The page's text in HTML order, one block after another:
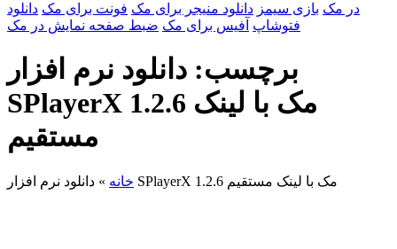
در مک بازی سیمز دانلود منیجر برای مک فونت برای مک دانلود
فتوشاپ آفیس برای مک ضبط صفحه نمایش در مک
برچسب: دانلود نرم افزار
SPlayerX 1.2.6 مک با لینک
مستقیم
خانه » دانلود نرم افزار SPlayerX 1.2.6 مک با لینک مستقیم